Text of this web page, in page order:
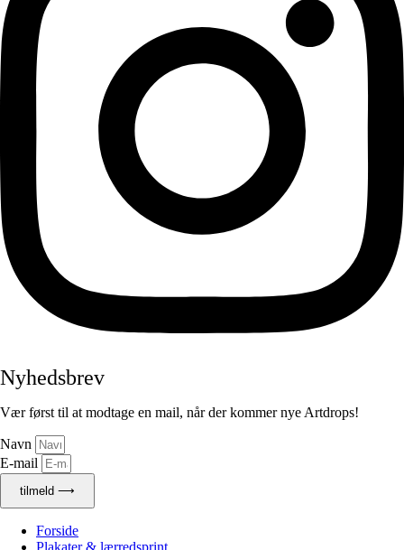
Nyhedsbrev
Vær først til at modtage en mail, når der kommer nye Artdrops!
Navn
E-mail
tilmeld ⟶
Forside
Plakater & lærredsprint